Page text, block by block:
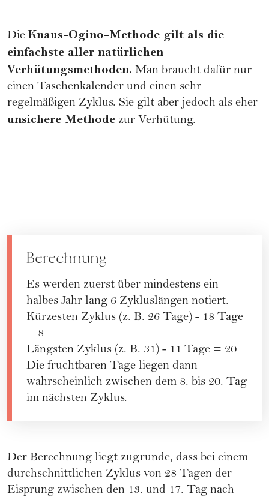
Die Knaus-Ogino-Methode gilt als die
einfachste aller natürlichen
Verhütungsmethoden. Man braucht dafür nur
einen Taschenkalender und einen sehr
regelmäßigen Zyklus. Sie gilt aber jedoch als eher
unsichere Methode zur Verhütung.
Berechnung
Es werden zuerst über mindestens ein
halbes Jahr lang 6 Zykluslängen notiert.
Kürzesten Zyklus (z. B. 26 Tage) - 18 Tage
= 8
Längsten Zyklus (z. B. 31) - 11 Tage = 20
Die fruchtbaren Tage liegen dann
wahrscheinlich zwischen dem 8. bis 20. Tag
im nächsten Zyklus.
Der Berechnung liegt zugrunde, dass bei einem
durchschnittlichen Zyklus von 28 Tagen der
Eisprung zwischen den 13. und 17. Tag nach